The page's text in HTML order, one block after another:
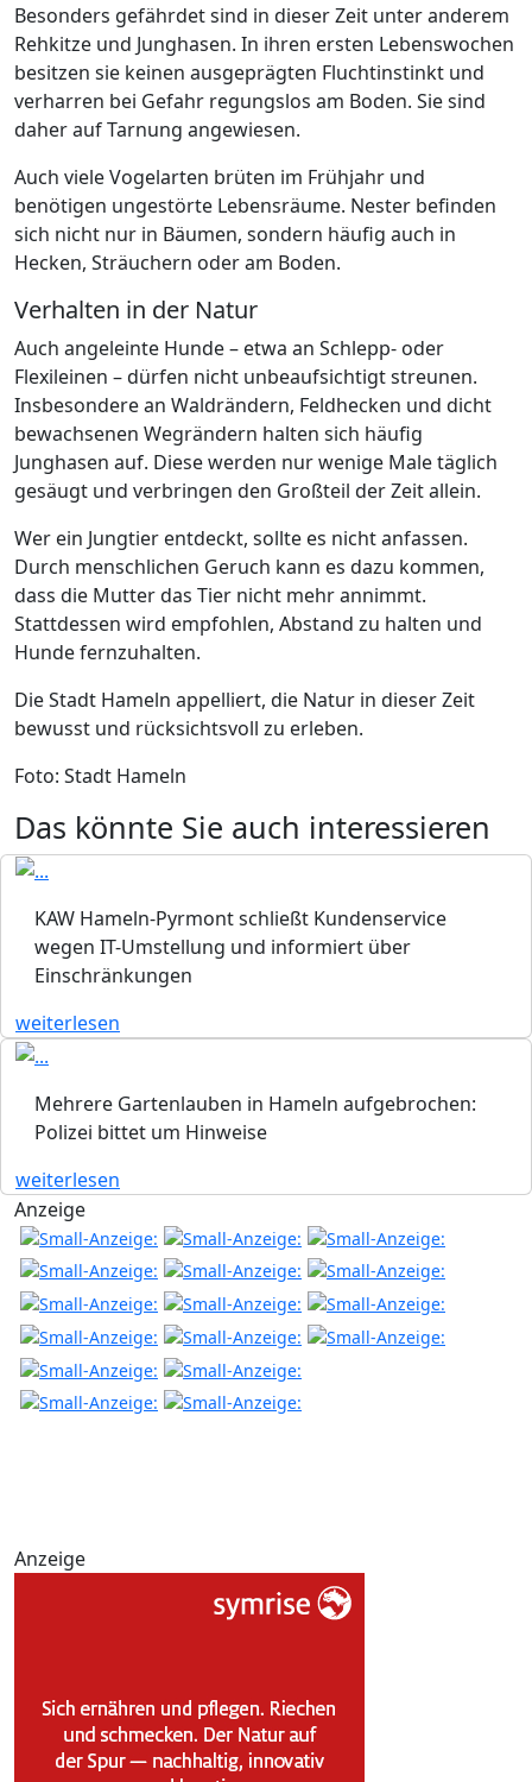
Besonders gefährdet sind in dieser Zeit unter anderem
Rehkitze und Junghasen. In ihren ersten Lebenswochen
besitzen sie keinen ausgeprägten Fluchtinstinkt und
verharren bei Gefahr regungslos am Boden. Sie sind
daher auf Tarnung angewiesen.
Auch viele Vogelarten brüten im Frühjahr und
benötigen ungestörte Lebensräume. Nester befinden
sich nicht nur in Bäumen, sondern häufig auch in
Hecken, Sträuchern oder am Boden.
Verhalten in der Natur
Auch angeleinte Hunde – etwa an Schlepp- oder
Flexileinen – dürfen nicht unbeaufsichtigt streunen.
Insbesondere an Waldrändern, Feldhecken und dicht
bewachsenen Wegrändern halten sich häufig
Junghasen auf. Diese werden nur wenige Male täglich
gesäugt und verbringen den Großteil der Zeit allein.
Wer ein Jungtier entdeckt, sollte es nicht anfassen.
Durch menschlichen Geruch kann es dazu kommen,
dass die Mutter das Tier nicht mehr annimmt.
Stattdessen wird empfohlen, Abstand zu halten und
Hunde fernzuhalten.
Die Stadt Hameln appelliert, die Natur in dieser Zeit
bewusst und rücksichtsvoll zu erleben.
Foto: Stadt Hameln
Das könnte Sie auch interessieren
KAW Hameln-Pyrmont schließt Kundenservice
wegen IT-Umstellung und informiert über
Einschränkungen
weiterlesen
Mehrere Gartenlauben in Hameln aufgebrochen:
Polizei bittet um Hinweise
weiterlesen
Anzeige
Anzeige